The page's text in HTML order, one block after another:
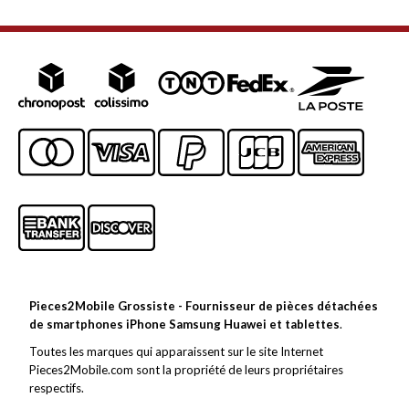
Pieces2Mobile Grossiste - Fournisseur de pièces détachées
de smartphones iPhone Samsung Huawei et tablettes.
Toutes les marques qui apparaissent sur le site Internet
Pieces2Mobile.com sont la propriété de leurs propriétaires
respectifs.